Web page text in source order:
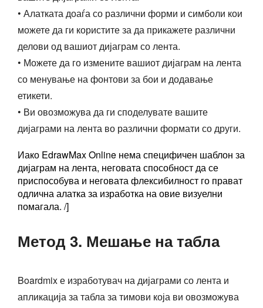
• Алатката доаѓа со различни форми и симболи кои
можете да ги користите за да прикажете различни
делови од вашиот дијаграм со лента.
• Можете да го измените вашиот дијаграм на лента
со менување на фонтови за бои и додавање
етикети.
• Ви овозможува да ги споделувате вашите
дијаграми на лента во различни формати со други.
Иако EdrawMax Online нема специфичен шаблон за
дијаграм на лента, неговата способност да се
приспособува и неговата флексибилност го прават
одлична алатка за изработка на овие визуелни
помагала. /]
Метод 3. Мешање на табла
Boardmix е изработувач на дијаграми со лента и
апликација за табла за тимови која ви овозможува